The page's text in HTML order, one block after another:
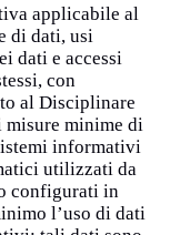
applicabile al
di dati, usi
dati e accessi
con
al Disciplinare
misure minime di
informativi
utilizzati da
configurati in
l’uso di dati